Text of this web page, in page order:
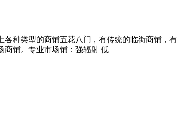
种类型的商铺五花八门，有传统的临街商铺，有
商铺。专业市场铺：强辐射 低